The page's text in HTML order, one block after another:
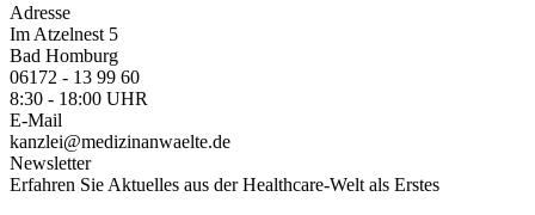
Adresse
Im Atzelnest 5
Bad Homburg
06172 - 13 99 60
8:30 - 18:00 UHR
E-Mail
kanzlei@medizinanwaelte.de
Newsletter
Erfahren Sie Aktuelles aus der Healthcare-Welt als Erstes